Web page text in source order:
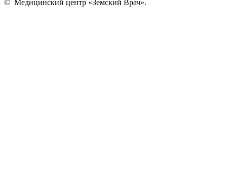
© Медицинский центр «Земский Врач».